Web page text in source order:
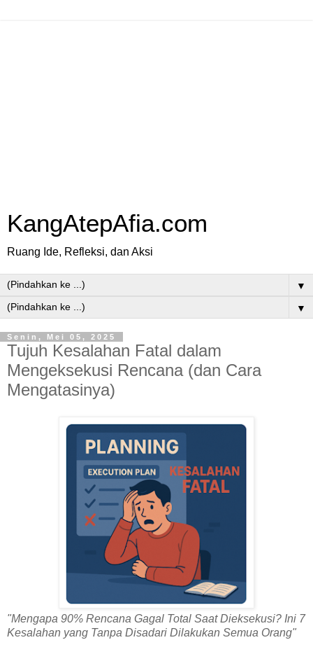
KangAtepAfia.com
Ruang Ide, Refleksi, dan Aksi
▼
▼
Senin, Mei 05, 2025
Tujuh Kesalahan Fatal dalam
Mengeksekusi Rencana (dan Cara
Mengatasinya)
"Mengapa 90% Rencana Gagal Total Saat Dieksekusi? Ini 7
Kesalahan yang Tanpa Disadari Dilakukan Semua Orang"